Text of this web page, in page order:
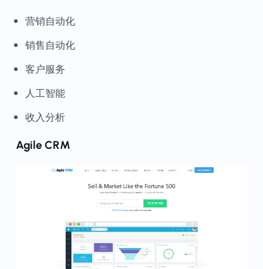
营销自动化
销售自动化
客户服务
人工智能
收入分析
Agile CRM